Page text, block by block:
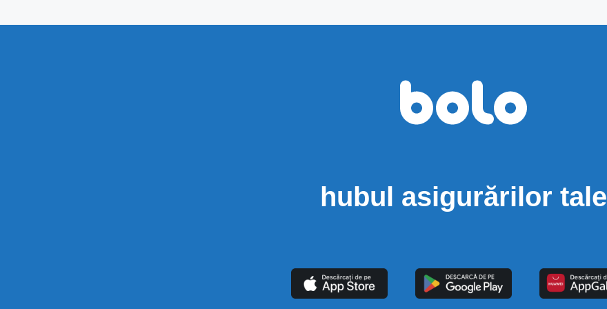
hubul asigurărilor tale